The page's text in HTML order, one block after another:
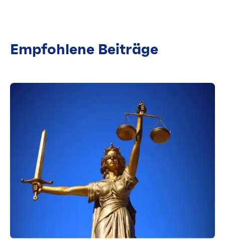
Empfohlene Beiträge